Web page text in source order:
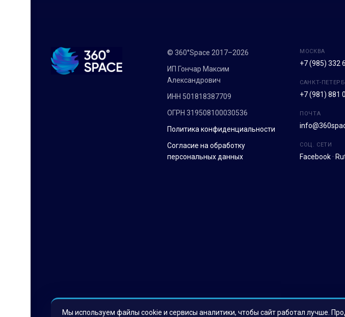
© 360°Space 2017–2026
ИП Гончар Максим
Александрович
ИНН 501818387709
ОГРН 319508100030536
Политика конфиденциальности
Согласие на обработку
персональных данных
МОСКВА
+7 (985) 332
САНКТ-
+7 (981) 881
ПОЧТА
СОЦ. СЕТИ
Facebook·
Мы используем файлы cookie и сервисы аналитики, чтобы сайт работал лучше.